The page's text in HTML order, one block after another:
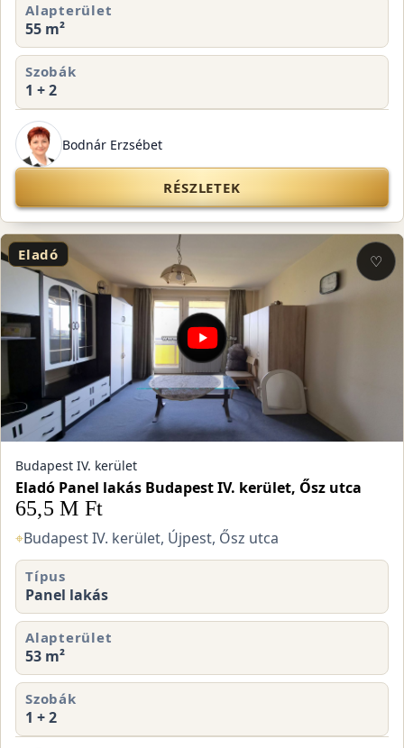
Alapterület
55 m²
Szobák
1 + 2
Bodnár Erzsébet
RÉSZLETEK
Eladó ♡
Budapest IV. kerület
Eladó Panel lakás Budapest IV. kerület, Ősz utca
65,5 M Ft
⌖Budapest IV. kerület, Újpest, Ősz utca
Típus
Panel lakás
Alapterület
53 m²
Szobák
1 + 2